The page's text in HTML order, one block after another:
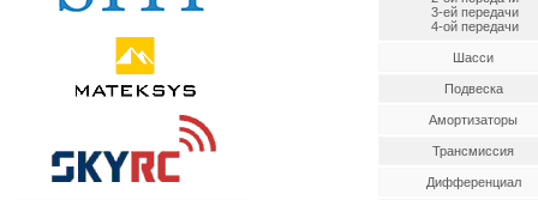
3-ей передачи
4-ой передачи
Шасси
Подвеска
Амортизаторы
Трансмиссия
Дифференциал